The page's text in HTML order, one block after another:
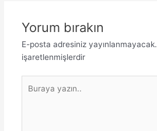
Yorum bırakın
E-posta adresiniz yayınlanmayacak.
işaretlenmişlerdir
yazın..